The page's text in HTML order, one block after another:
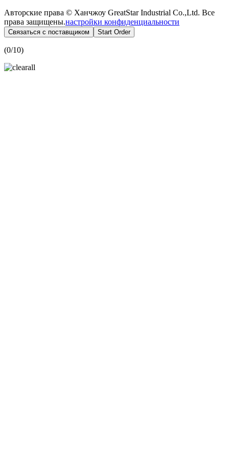
Авторские права © Ханчжоу GreatStar Industrial Co.,Ltd. Все
права защищены.настройки конфиденциальности
Связаться с поставщиком Start Order
(0/10)